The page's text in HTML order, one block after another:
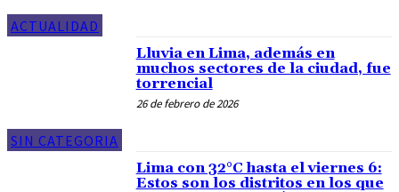
ACTUALIDAD
SIN CATEGORIA
Lluvia en Lima, además en
muchos sectores de la ciudad, fue
torrencial
26 de febrero de 2026
Lima con 32°C hasta el viernes 6:
Estos son los distritos en los que